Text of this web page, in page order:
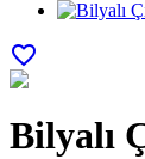
favorite_border
Bilyalı